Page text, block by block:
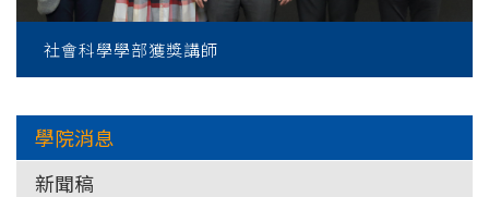
社會科學學部獲獎講師
學院消息
新聞稿